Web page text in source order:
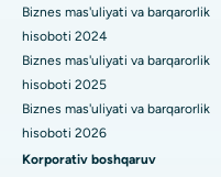
Panchavati, Nashikdagi
Sekunderabad,
Seshadripuramdagi eng
Waltair Main Road,
Biznes mas'uliyati va barqarorlik
hisoboti 2024
Biznes mas'uliyati va barqarorlik
hisoboti 2025
Biznes mas'uliyati va barqarorlik
hisoboti 2026
Korporativ boshqaruv